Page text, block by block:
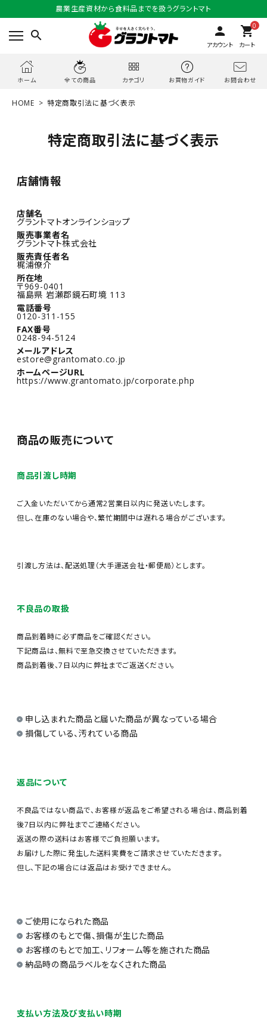
農業生産資材から食料品までを扱うグラントマト
search person
アカウント
0
shopping_cart
カート
ホーム 全ての商品 カテゴリ お買物ガイド お問合わせ
HOME 特定商取引法に基づく表示
特定商取引法に基づく表示
店舗情報
店舗名
グラントマトオンラインショップ
販売事業者名
グラントマト株式会社
販売責任者名
梶浦僚介
所在地
〒969-0401
福島県 岩瀬郡鏡石町境 113
電話番号
0120-311-155
FAX番号
0248-94-5124
メールアドレス
estore@grantomato.co.jp
ホームページURL
https://www.grantomato.jp/corporate.php
商品の販売について
商品引渡し時期
ご入金いただいてから通常2営業日以内に発送いたします。
但し、在庫のない場合や、繁忙期間中は遅れる場合がございます。
引渡し方法は、配送処理（大手運送会社・郵便局）とします。
不良品の取扱
商品到着時に必ず商品をご確認ください。
下記商品は、無料で至急交換させていただきます。
商品到着後、7日以内に弊社までご返送ください。
申し込まれた商品と届いた商品が異なっている場合
損傷している、汚れている商品
返品について
不良品ではない商品で、お客様が返品をご希望される場合は、商品到着
後7日以内に弊社までご連絡ください。
返送の際の送料はお客様でご負担願います。
お届けした際に発生した送料実費をご請求させていただきます。
但し、下記の場合には返品はお受けできません。
ご使用になられた商品
お客様のもとで傷、損傷が生じた商品
お客様のもとで加工、リフォーム等を施された商品
納品時の商品ラベルをなくされた商品
支払い方法及び支払い時期